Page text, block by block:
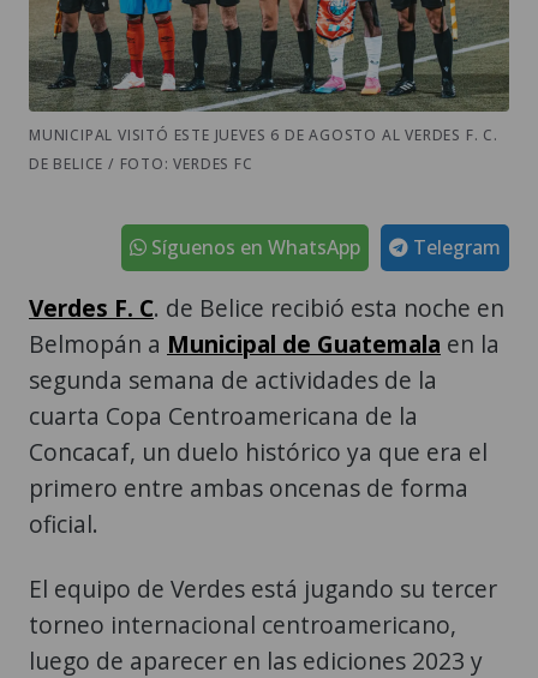
MUNICIPAL VISITÓ ESTE JUEVES 6 DE AGOSTO AL VERDES F. C.
DE BELICE / FOTO: VERDES FC
Telegram
Síguenos en WhatsApp
Verdes F. C. de Belice recibió esta noche en
Belmopán a Municipal de Guatemala en la
segunda semana de actividades de la
cuarta Copa Centroamericana de la
Concacaf, un duelo histórico ya que era el
primero entre ambas oncenas de forma
oficial.
El equipo de Verdes está jugando su tercer
torneo internacional centroamericano,
luego de aparecer en las ediciones 2023 y